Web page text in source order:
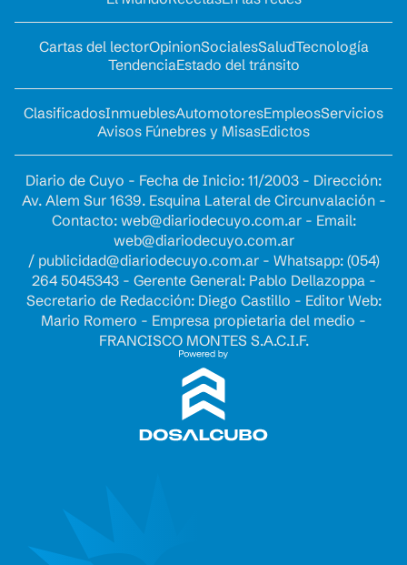
Cartas del lectorOpinionSocialesSaludTecnología
TendenciaEstado del tránsito
ClasificadosInmueblesAutomotoresEmpleosServicios
Avisos Fúnebres y MisasEdictos
Diario de Cuyo - Fecha de Inicio: 11/2003 - Dirección:
Av. Alem Sur 1639. Esquina Lateral de Circunvalación -
Contacto: web@diariodecuyo.com.ar- Email:
web@diariodecuyo.com.ar
/ publicidad@diariodecuyo.com.ar- Whatsapp: (054)
264 5045343 - Gerente General: Pablo Dellazoppa -
Secretario de Redacción: Diego Castillo - Editor Web:
Mario Romero - Empresa propietaria del medio -
FRANCISCO MONTES S.A.C.I.F.